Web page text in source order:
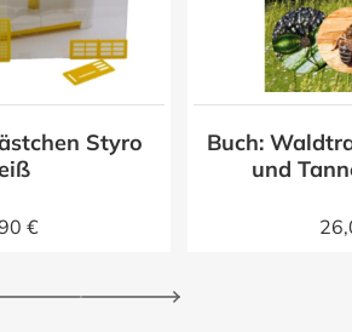
Styro
€
Buch:
und